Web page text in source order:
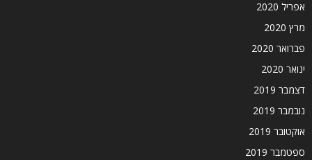
אפריל 2020
מרץ 2020
פברואר 2020
ינואר 2020
דצמבר 2019
נובמבר 2019
אוקטובר 2019
ספטמבר 2019